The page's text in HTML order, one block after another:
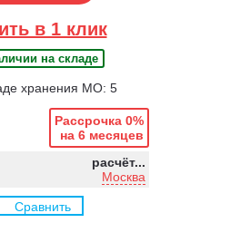
в 1 клик
на складе
хранения МО: 5
Рассрочка 0%
на 6 месяцев
расчёт...
Москва
Сравнить